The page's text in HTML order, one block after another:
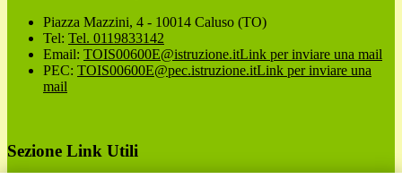
Piazza Mazzini, 4 - 10014 Caluso (TO)
Tel: Tel. 0119833142
Email: TOIS00600E@istruzione.itLink per inviare una mail
PEC: TOIS00600E@pec.istruzione.itLink per inviare una
mail
Sezione Link Utili